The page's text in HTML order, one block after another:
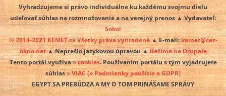
Vyhradzujeme si právo individuálne ku každému svojmu dielu
udeľovať súhlas na rozmnožovanie a na verejný prenos ▲ Vydavateľ:
Sokol
© 2014-2021 KEMET.sk Všetky práva vyhradené▲ E-mail: kemet@cez-
okno.net▲ Neprešlo jazykovou úpravou ▲ Bežíme na Drupale
Tento portál využíva» cookies. Používaním portálu s tým vyjadrujete
súhlas» VIAC(» Podmienky použitia a GDPR)
EGYPT SA PREBÚDZA A MY O TOM PRINÁŠAME SPRÁVY